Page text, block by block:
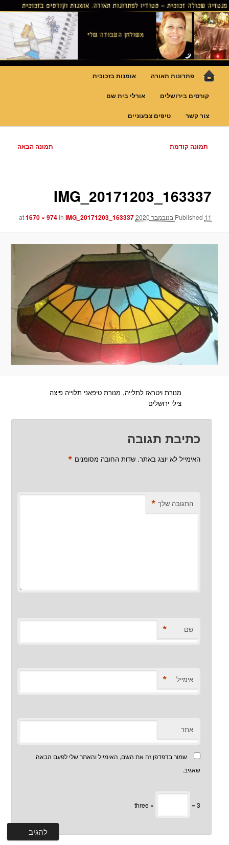
לדלג
לתוכן
פנטזיה – פתרונות תאורה וסטודיו
לויטראז
גופי תאורה אומנותיים בעבודת יד, ויטראזים לחלונות ולמחיצות דקורטיביות, קורסים
בויטראז ובפסיפס
תפריט
פתרונות תאורה אומנות בזכוכית
קורסים בירושלים אורלי בית שם
צור קשר טיפים צבעוניים
ניווט
תמונה קודמת תמונה הבאה
IMG_20171203_163337
Published 11 בנובמבר 2020 at
1670 × 974in IMG_20171203_163337
מנורת ויטראז לתלייה, מנורת טיפאני תלוייה פיצה
צילי ירושלים
כתיבת תגובה
האימייל לא יוצג באתר. שדות החובה מסומנים *
התגובה שלך *
שם *
אימייל *
אתר
שמור בדפדפן זה את השם, האימייל והאתר שלי לפעם הבאה
שאגיב.
three × = 3